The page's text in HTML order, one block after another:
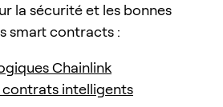
la sécurité et les bonnes
smart contracts :
Chainlink
contrats intelligents